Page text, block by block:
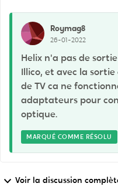
Roymag8
26-01-2022
Helix n'a pas de
Illico, et avec la
de TV ca ne
adaptateurs pour
optique.
MARQUÉ COMME RÉSOLU
Voir la discussion